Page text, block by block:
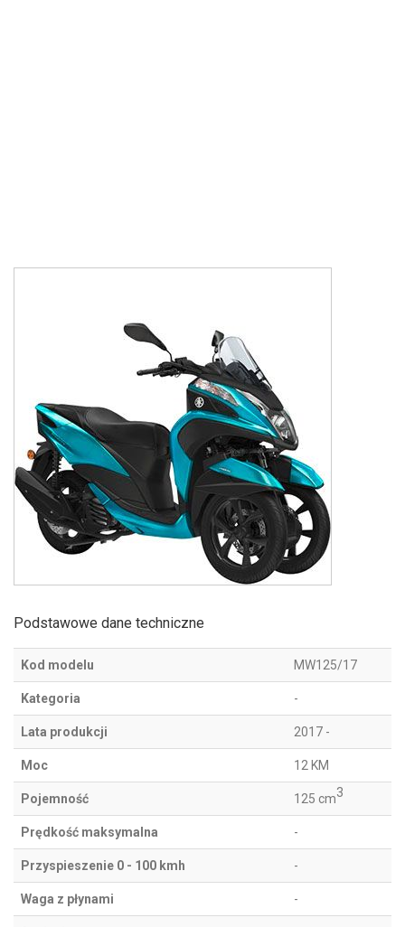
Podstawowe dane techniczne
Kod modelu MW125/17
Kategoria -
Lata produkcji 2017 -
Moc 12 KM
Pojemność 125 cm3
Prędkość maksymalna -
Przyspieszenie 0 - 100 kmh -
Waga z płynami -